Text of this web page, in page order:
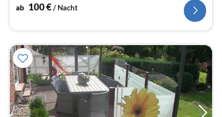
ab 100€ / Nacht